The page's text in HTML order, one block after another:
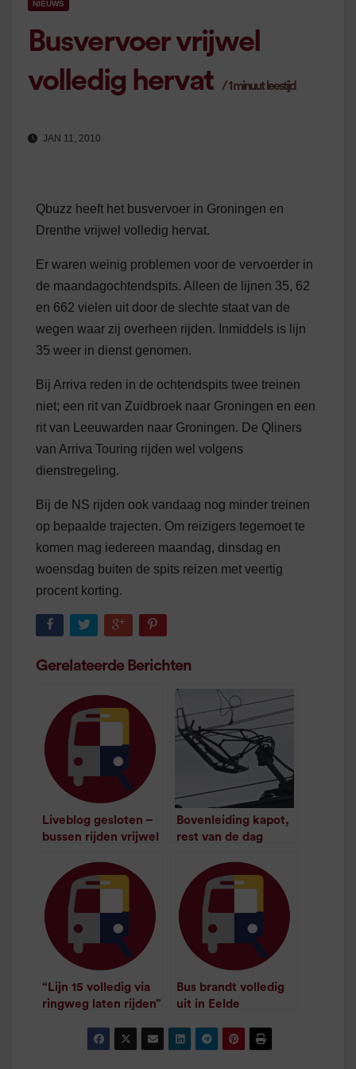
NIEUWS
Busvervoer vrijwel
volledig hervat
/1 minuut leestijd
JAN 11, 2010
Qbuzz heeft het busvervoer in Groningen en
Drenthe vrijwel volledig hervat.
Er waren weinig problemen voor de vervoerder in
de maandagochtendspits. Alleen de lijnen 35, 62
en 662 vielen uit door de slechte staat van de
wegen waar zij overheen rijden. Inmiddels is lijn
35 weer in dienst genomen.
Bij Arriva reden in de ochtendspits twee treinen
niet; een rit van Zuidbroek naar Groningen en een
rit van Leeuwarden naar Groningen. De Qliners
van Arriva Touring rijden wel volgens
dienstregeling.
Bij de NS rijden ook vandaag nog minder treinen
op bepaalde trajecten. Om reizigers tegemoet te
komen mag iedereen maandag, dinsdag en
woensdag buiten de spits reizen met veertig
procent korting.
Gerelateerde Berichten
Liveblog gesloten –
bussen rijden vrijwel
minuut leestijd
Bovenleiding kapot,
rest van de dag
(update)
/
minuten
leestijd
“Lijn 15 volledig via
ringweg laten rijden”
leestijd
Bus brandt volledig
uit in Eelde